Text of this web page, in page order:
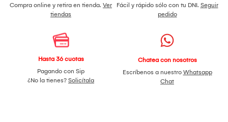
Compra online y retira en tienda. Ver
tiendas
Fácil y rápido sólo con tu DNI. Seguir
pedido
Hasta 36 cuotas
Pagando con Sip
¿No la tienes? Solicítala
Chatea con nosotros
Escríbenos a nuestro Whatsapp
Chat